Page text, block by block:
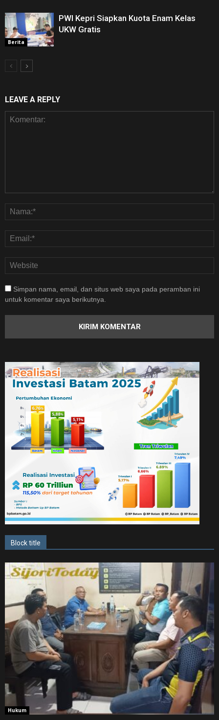
Berita
PWI Kepri Siapkan Kuota Enam Kelas
UKW Gratis
LEAVE A REPLY
Simpan nama, email, dan situs web saya pada peramban ini
untuk komentar saya berikutnya.
Block title
Hukum